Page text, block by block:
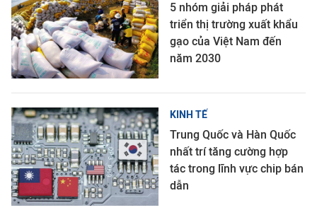
5 nhóm giải pháp phát
triển thị trường xuất khẩu
gạo của Việt Nam đến
năm 2030
KINH TẾ
Trung Quốc và Hàn Quốc
nhất trí tăng cường hợp
tác trong lĩnh vực chip bán
dẫn